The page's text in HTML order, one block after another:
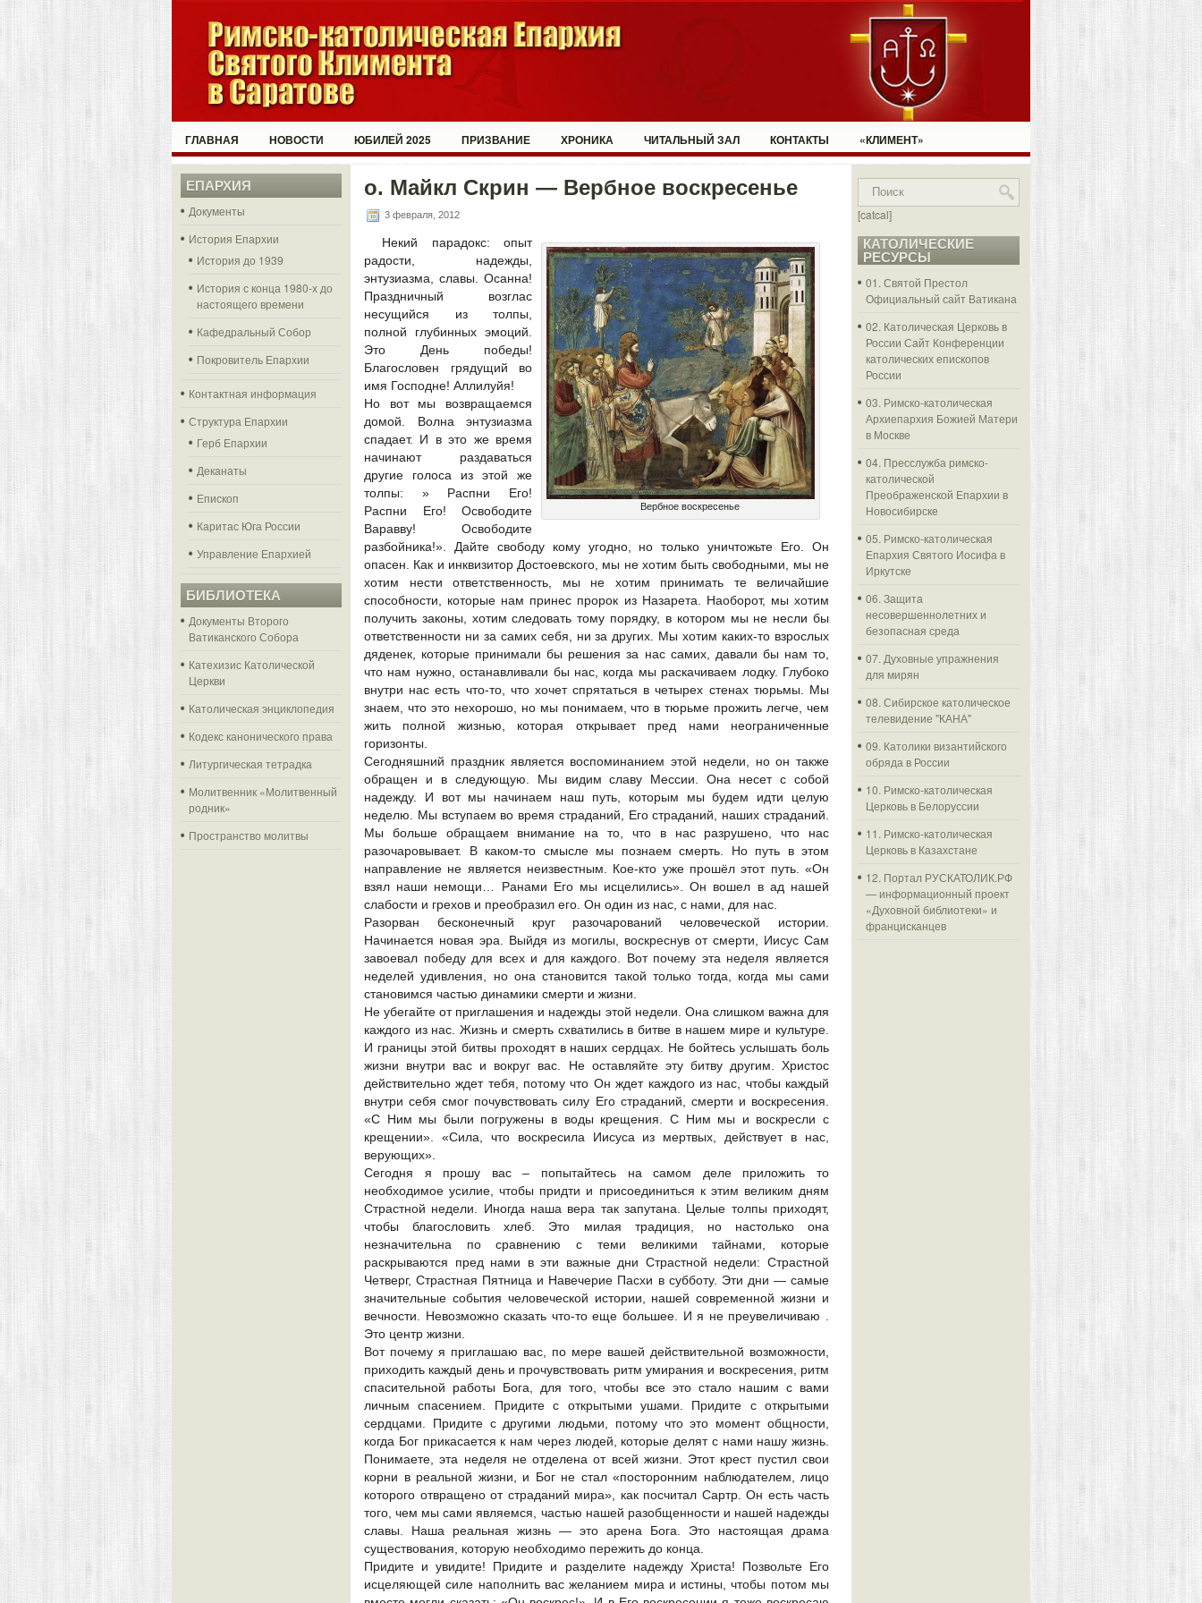
ГЛАВНАЯ НОВОСТИ ЮБИЛЕЙ 2025 ПРИЗВАНИЕ ХРОНИКА ЧИТАЛЬНЫЙ ЗАЛ КОНТАКТЫ «КЛИМЕНТ»
ЕПАРХИЯ
Документы
История Епархии
История до 1939
История с конца 1980-х до
настоящего времени
Кафедральный Собор
Покровитель Епархии
Контактная информация
Структура Епархии
Герб Епархии
Деканаты
Епископ
Каритас Юга России
Управление Епархией
БИБЛИОТЕКА
Документы Второго
Ватиканского Собора
Катехизис Католической
Церкви
Католическая энциклопедия
Кодекс канонического права
Литургическая тетрадка
Молитвенник «Молитвенный
родник»
Пространство молитвы
о. Майкл Скрин — Вербное воскресенье
3 февраля, 2012
Вербное воскресенье
Некий парадокс: опыт
радости, надежды,
энтузиазма, славы. Осанна!
Праздничный возглас
несущийся из толпы,
полной глубинных эмоций.
Это День победы!
Благословен грядущий во
имя Господне! Аллилуйя!
Но вот мы возвращаемся
домой. Волна энтузиазма
спадает. И в это же время
начинают раздаваться
другие голоса из этой же
толпы: » Распни Его!
Распни Его! Освободите
Варавву! Освободите
разбойника!». Дайте свободу кому угодно, но только уничтожьте Его. Он
опасен. Как и инквизитор Достоевского, мы не хотим быть свободными, мы не
хотим нести ответственность, мы не хотим принимать те величайшие
способности, которые нам принес пророк из Назарета. Наоборот, мы хотим
получить законы, хотим следовать тому порядку, в котором мы не несли бы
ответственности ни за самих себя, ни за других. Мы хотим каких-то взрослых
дяденек, которые принимали бы решения за нас самих, давали бы нам то,
что нам нужно, останавливали бы нас, когда мы раскачиваем лодку. Глубоко
внутри нас есть что-то, что хочет спрятаться в четырех стенах тюрьмы. Мы
знаем, что это нехорошо, но мы понимаем, что в тюрьме прожить легче, чем
жить полной жизнью, которая открывает пред нами неограниченные
горизонты.
Сегодняшний праздник является воспоминанием этой недели, но он также
обращен и в следующую. Мы видим славу Мессии. Она несет с собой
надежду. И вот мы начинаем наш путь, которым мы будем идти целую
неделю. Мы вступаем во время страданий, Его страданий, наших страданий.
Мы больше обращаем внимание на то, что в нас разрушено, что нас
разочаровывает. В каком-то смысле мы познаем смерть. Но путь в этом
направление не является неизвестным. Кое-кто уже прошёл этот путь. «Он
взял наши немощи… Ранами Его мы исцелились». Он вошел в ад нашей
слабости и грехов и преобразил его. Он один из нас, с нами, для нас.
Разорван бесконечный круг разочарований человеческой истории.
Начинается новая эра. Выйдя из могилы, воскреснув от смерти, Иисус Сам
завоевал победу для всех и для каждого. Вот почему эта неделя является
неделей удивления, но она становится такой только тогда, когда мы сами
становимся частью динамики смерти и жизни.
Не убегайте от приглашения и надежды этой недели. Она слишком важна для
каждого из нас. Жизнь и смерть схватились в битве в нашем мире и культуре.
И границы этой битвы проходят в наших сердцах. Не бойтесь услышать боль
жизни внутри вас и вокруг вас. Не оставляйте эту битву другим. Христос
действительно ждет тебя, потому что Он ждет каждого из нас, чтобы каждый
внутри себя смог почувствовать силу Его страданий, смерти и воскресения.
«С Ним мы были погружены в воды крещения. С Ним мы и воскресли с
крещении». «Сила, что воскресила Иисуса из мертвых, действует в нас,
верующих».
Сегодня я прошу вас – попытайтесь на самом деле приложить то
необходимое усилие, чтобы придти и присоединиться к этим великим дням
Страстной недели. Иногда наша вера так запутана. Целые толпы приходят,
чтобы благословить хлеб. Это милая традиция, но настолько она
незначительна по сравнению с теми великими тайнами, которые
раскрываются пред нами в эти важные дни Страстной недели: Страстной
Четверг, Страстная Пятница и Навечерие Пасхи в субботу. Эти дни — самые
значительные события человеческой истории, нашей современной жизни и
вечности. Невозможно сказать что-то еще большее. И я не преувеличиваю .
Это центр жизни.
Вот почему я приглашаю вас, по мере вашей действительной возможности,
приходить каждый день и прочувствовать ритм умирания и воскресения, ритм
спасительной работы Бога, для того, чтобы все это стало нашим с вами
личным спасением. Придите с открытыми ушами. Придите с открытыми
сердцами. Придите с другими людьми, потому что это момент общности,
когда Бог прикасается к нам через людей, которые делят с нами нашу жизнь.
Понимаете, эта неделя не отделена от всей жизни. Этот крест пустил свои
корни в реальной жизни, и Бог не стал «посторонним наблюдателем, лицо
которого отвращено от страданий мира», как посчитал Сартр. Он есть часть
того, чем мы сами являемся, частью нашей разобщенности и нашей надежды
славы. Наша реальная жизнь — это арена Бога. Это настоящая драма
существования, которую необходимо пережить до конца.
Придите и увидите! Придите и разделите надежду Христа! Позвольте Его
исцеляющей силе наполнить вас желанием мира и истины, чтобы потом мы
[catcal]
КАТОЛИЧЕСКИЕ
РЕСУРСЫ
01. Святой Престол
Официальный сайт Ватикана
02. Католическая Церковь в
России Сайт Конференции
католических епископов
России
03. Римско-католическая
Архиепархия Божией Матери
в Москве
04. Пресслужба римско-
католической
Преображенской Епархии в
Новосибирске
05. Римско-католическая
Епархия Святого Иосифа в
Иркутске
06. Защита
несовершеннолетних и
безопасная среда
07. Духовные упражнения
для мирян
08. Сибирское католическое
телевидение "КАНА"
09. Католики византийского
обряда в России
10. Римско-католическая
Церковь в Белоруссии
11. Римско-католическая
Церковь в Казахстане
12. Портал РУСКАТОЛИК.РФ
— информационный проект
«Духовной библиотеки» и
францисканцев